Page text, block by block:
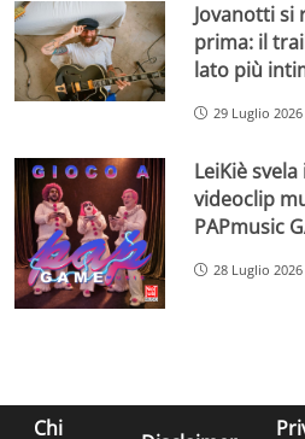
Jovanotti si
prima: il
lato più
29 Luglio 2026
LeiKiè
videoclip
PAPmusic
28 Luglio 2026
Chi